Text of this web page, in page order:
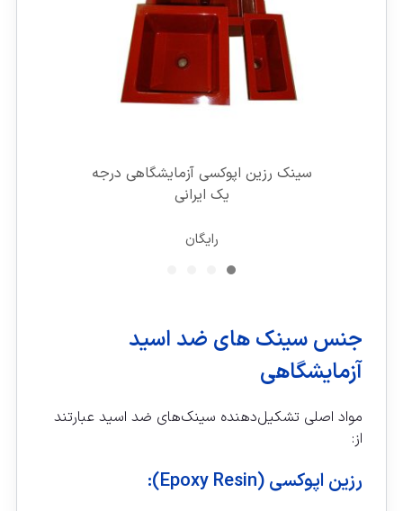
سینک رزین اپوکسی آزمایشگاهی درجه
یک ایرانی
رایگان
جنس سینک‌ های ضد اسید
آزمایشگاهی
مواد اصلی تشکیل‌دهنده سینک‌های ضد اسید عبارتند
از:
رزین اپوکسی (Epoxy Resin):